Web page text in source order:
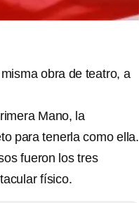
obra de teatro, a
Mano, la
para tenerla como ella.
fueron los tres
físico.